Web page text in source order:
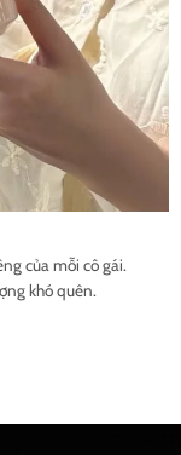
của mỗi cô gái.
khó quên.